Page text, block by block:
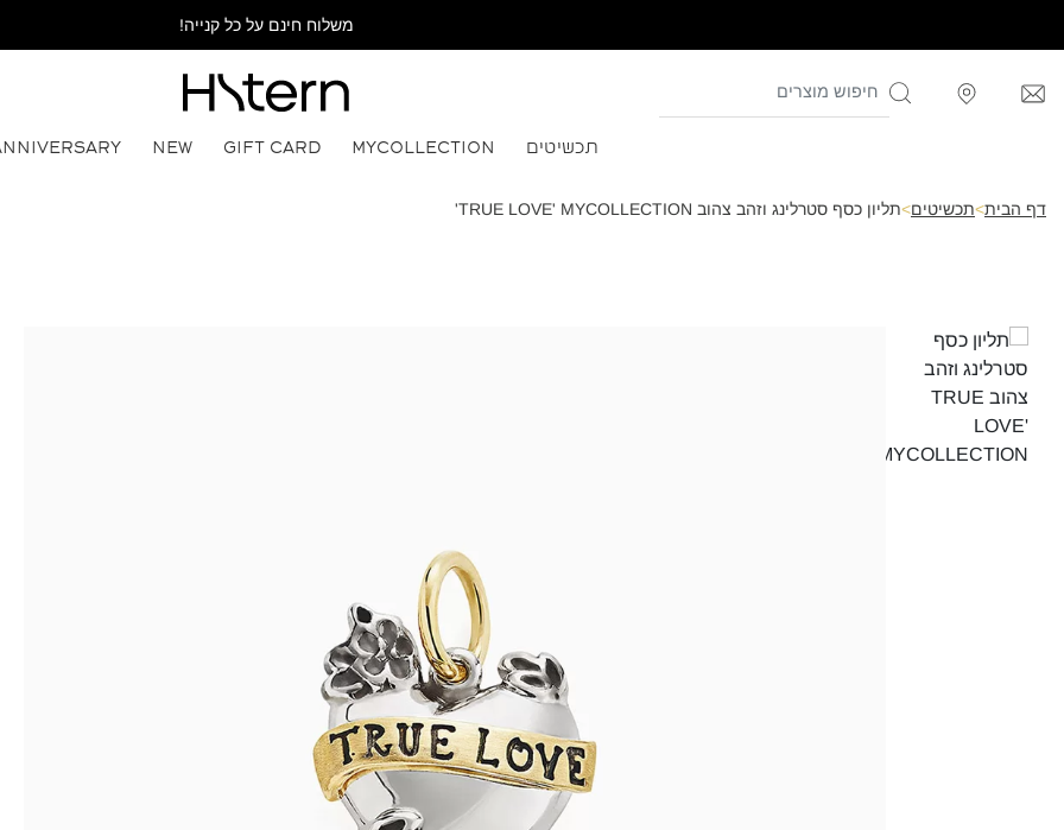
משלוח חינם על כל קנייה!
תכשיטים MYCOLLECTION
GIFT CARD
NEW
דף הבית>תכשיטים>תליון כסף סטרלינג וזהב צהוב TRUE LOVE' MYCOLLECTION'